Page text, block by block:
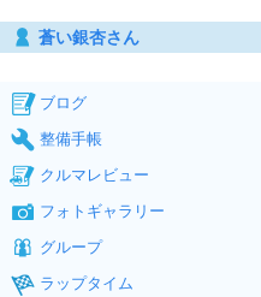
蒼い銀杏さん
ブログ
整備手帳
クルマレビュー
フォトギャラリー
グループ
ラップタイム